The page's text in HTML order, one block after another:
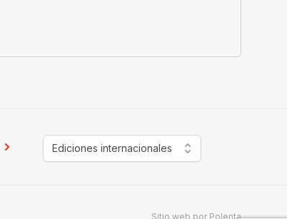
Ediciones internacionales
Sitio web por Polenta